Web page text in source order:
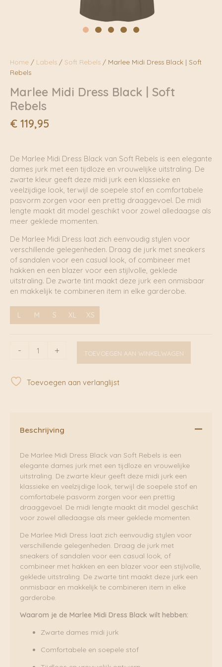
Home / Labels / Soft Rebels / Marlee Midi Dress Black | Soft
Rebels
Marlee Midi Dress Black | Soft
Rebels
€ 119,95
De Marlee Midi Dress Black van Soft Rebels is een elegante
dames jurk met een tijdloze en vrouwelijke uitstraling. De
zwarte kleur geeft deze midi jurk een klassieke en
veelzijdige look, terwijl de soepele stof en comfortabele
pasvorm zorgen voor een prettig draaggevoel. De midi
lengte maakt dit model geschikt voor zowel alledaagse als
meer geklede momenten.
De Marlee Midi Dress laat zich eenvoudig stylen voor
verschillende gelegenheden. Draag de jurk met sneakers
of sandalen voor een casual look, of combineer met
hakken en een blazer voor een stijlvolle, geklede
uitstraling. De zwarte tint maakt deze jurk een onmisbaar
en makkelijk te combineren item in elke garderobe.
L M S XL XS
-
Black
+ TOEVOEGEN AAN WINKELWAGEN
Toevoegen aan verlanglijst
Beschrijving
De Marlee Midi Dress Black van Soft Rebels is een
elegante dames jurk met een tijdloze en vrouwelijke
uitstraling. De zwarte kleur geeft deze midi jurk een
klassieke en veelzijdige look, terwijl de soepele stof en
comfortabele pasvorm zorgen voor een prettig
draaggevoel. De midi lengte maakt dit model geschikt
voor zowel alledaagse als meer geklede momenten.
De Marlee Midi Dress laat zich eenvoudig stylen voor
verschillende gelegenheden. Draag de jurk met
sneakers of sandalen voor een casual look, of
combineer met hakken en een blazer voor een stijlvolle,
geklede uitstraling. De zwarte tint maakt deze jurk een
onmisbaar en makkelijk te combineren item in elke
garderobe.
Waarom je de Marlee Midi Dress Black wilt hebben:
Zwarte dames midi jurk
Comfortabele en soepele stof